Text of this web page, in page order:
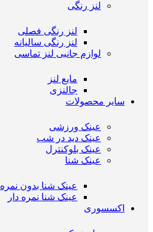
لنز رنگی
لنز رنگی فصلی
لنز رنگی سالیانه
لوازم جانبی لنز تماسی
مایع لنز
جالنزی
سایر محصولات
عینک ورزشی
عینک دید در شب
عینک بلوکنترل
عینک شنا
عینک شنا بدون نمره
عینک شنا نمره دار
اکسسوری